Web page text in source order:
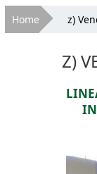
Home
Macchine
VENDI LE TUE
Tu sei qui
Home z)
Z)